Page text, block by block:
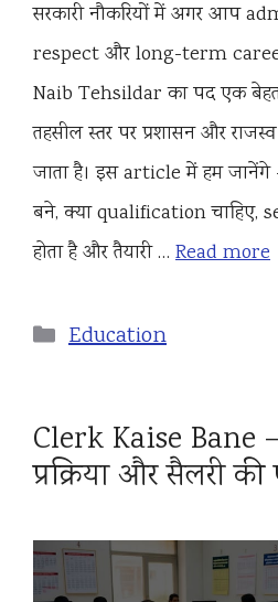
सरकारी नौकरियों में अगर आप
respect और long-term
Naib Tehsildar का पद एक
तहसील स्तर पर प्रशासन और राजस्व
जाता है। इस article में हम
बने, क्या qualification चाहिए,
होता है और तैयारी … Read more
Categories
Education
Clerk Kaise Bane –
प्रक्रिया और सैलरी की